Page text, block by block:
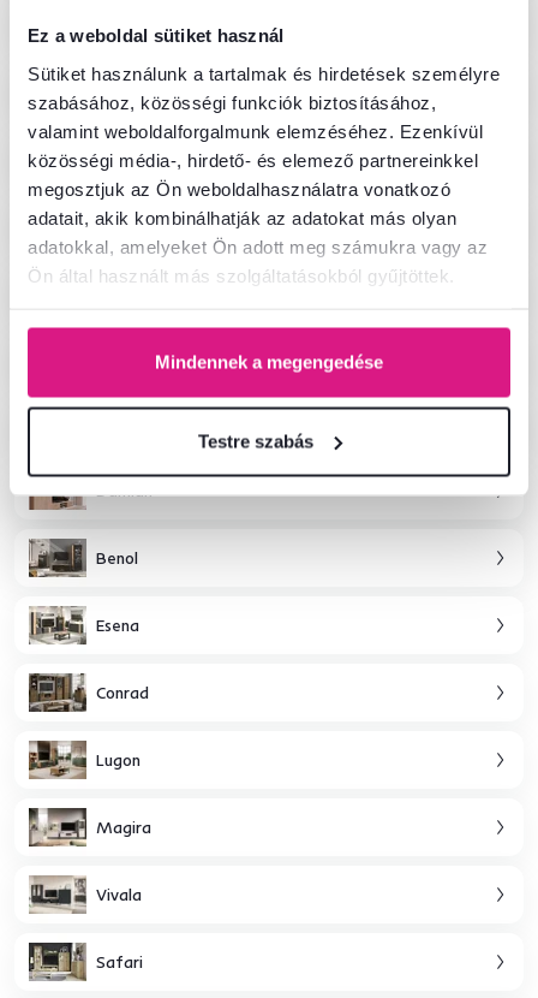
Ez a weboldal sütiket használ
Sütiket használunk a tartalmak és hirdetések személyre
szabásához, közösségi funkciók biztosításához,
valamint weboldalforgalmunk elemzéséhez. Ezenkívül
közösségi média-, hirdető- és elemező partnereinkkel
megosztjuk az Ön weboldalhasználatra vonatkozó
adatait, akik kombinálhatják az adatokat más olyan
adatokkal, amelyeket Ön adott meg számukra vagy az
Ön által használt más szolgáltatásokból gyűjtöttek.
Mindennek a megengedése
Testre szabás
Aris
Kentak
Stando
Ribana
Benol
Esena
Conrad
Lugon
Magira
Vivala
Safari